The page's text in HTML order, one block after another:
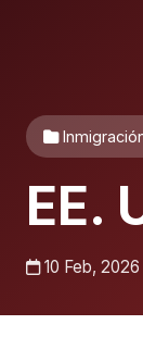
EE.
10 Feb, 2026